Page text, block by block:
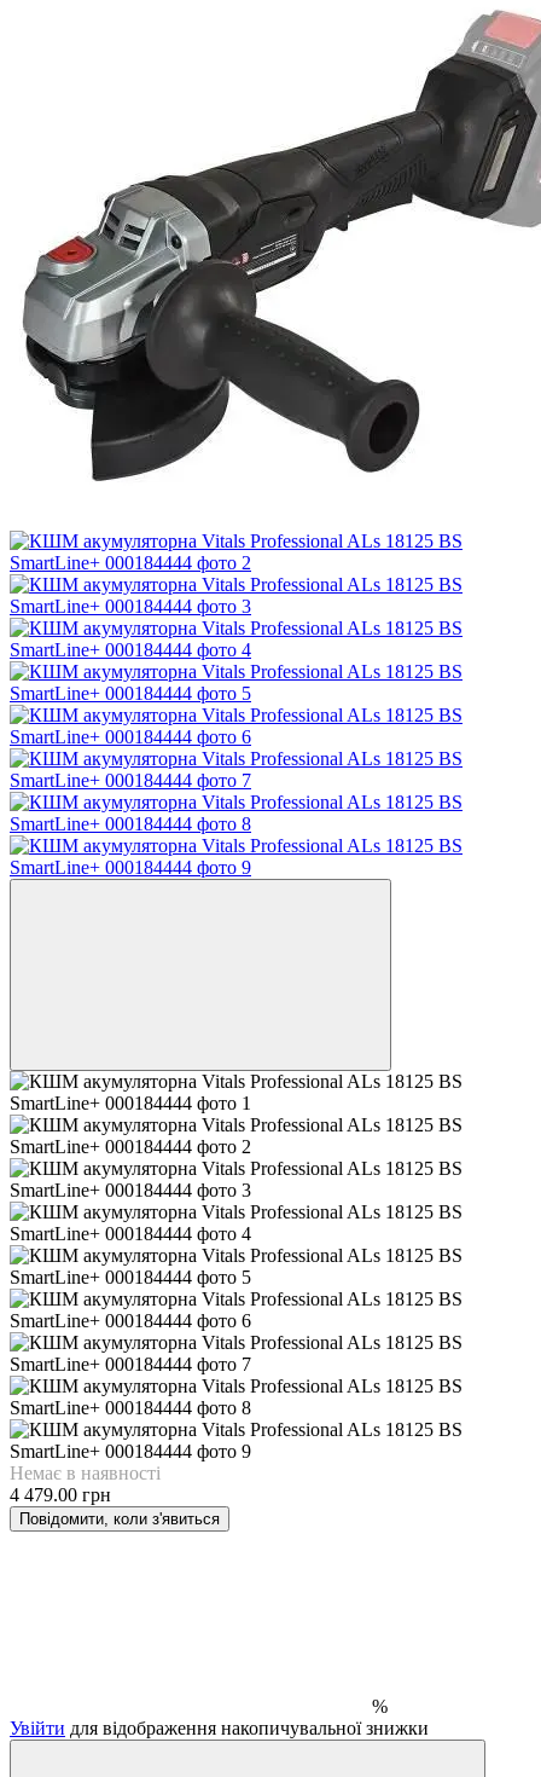
Немає в наявності
4 479.00 грн
Повідомити, коли з'явиться
%
Увійти для відображення накопичувальної знижки